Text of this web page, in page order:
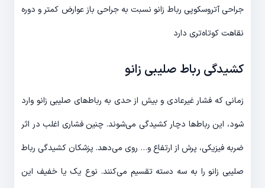
جراحی آتروسکوپی رباط زانو نسبت به جراحی باز عوارض کمتر و دوره
نقاهت کوتاه‌تری دارد
کشیدگی رباط صلیبی زانو
زمانی که فشار غیرعادی و بیش از حدی به رباط‌های صلیبی زانو وارد
شود، این رباط‌ها دچار کشیدگی می‌شوند. چنین فشاری اغلب در اثر
ضربه فیزیکی، پرش از ارتفاع و… روی می‌دهد. پزشکان کشیدگی رباط
صلیبی زانو را به سه دسته تقسیم می‌کنند. نوع یک یا خفیف این